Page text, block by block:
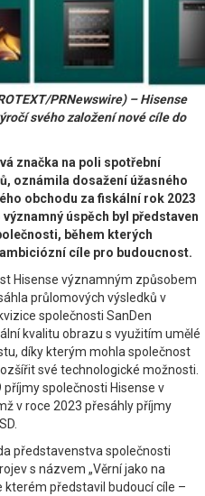
PRNewswire) – Hisense
svého založení nové cíle do
značka na poli spotřební
oznámila dosažení úžasného
obchodu za fiskální rok 2023
úspěch byl představen
během kterých
cíle pro budoucnost.
Hisense významným způsobem
průlomových výsledků v
společnosti SanDen
kvalitu obrazu s využitím umělé
díky kterým mohla společnost
své technologické možnosti.
společnosti Hisense v
v roce 2023 přesáhly příjmy
představenstva společnosti
s názvem „Věrní jako na
kterém představil budoucí cíle –